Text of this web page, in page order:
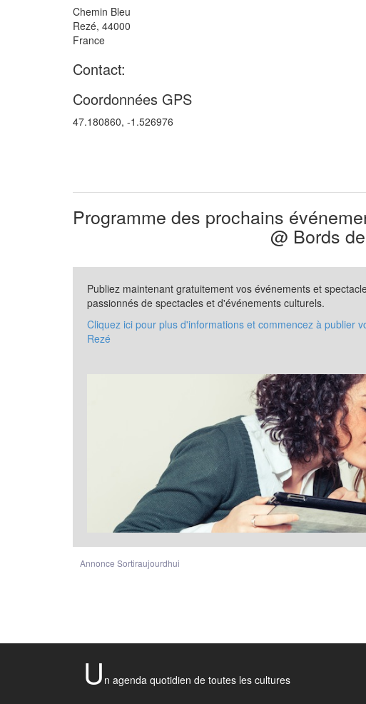
Chemin Bleu
Rezé, 44000
France
Contact:
Coordonnées GPS
47.180860, -1.526976
Programme des prochains
@ Bords
Publiez maintenant gratuitement vos événements et
passionnés de spectacles et d'événements culturels.
Cliquez ici pour plus d'informations et commencez à publier
Rezé
Annonce Sortiraujourdhui
U n agenda quotidien de toutes les cultures